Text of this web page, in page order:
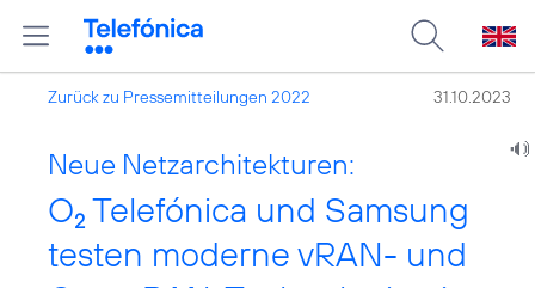
Zurück zu Pressemitteilungen 2022 31.10.2023
Neue Netzarchitekturen:
O2 Telefónica und Samsung
testen moderne vRAN- und